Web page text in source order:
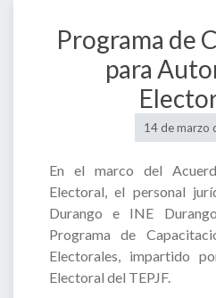
Programa de
para
14 de marzo
En el marco del
Electoral, el personal
Durango e INE
Programa de
Electorales, impartido
Electoral del TEPJF.